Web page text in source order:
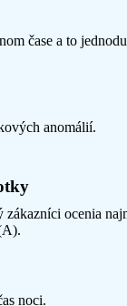
čase a to
anomálií.
ocenia
noci.